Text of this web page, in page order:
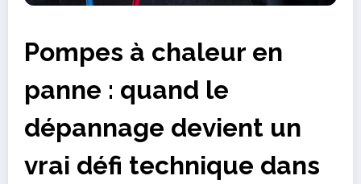
Pompes à chaleur en
panne : quand le
dépannage devient un
vrai défi technique dans